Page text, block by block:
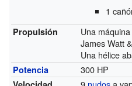
1
Propulsión
Una
James Watt
Una hélice
Potencia 300 HP